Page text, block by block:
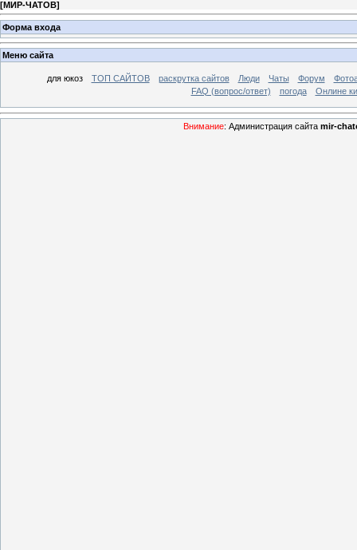
[МИР-ЧАТОВ]
Форма входа
Меню сайта
для юкоз ТОП САЙТОВ раскрутка сайтов Люди Чаты Форум
FAQ (вопрос/ответ)
погода Онлине
Внимание: Администрация сайта mir-